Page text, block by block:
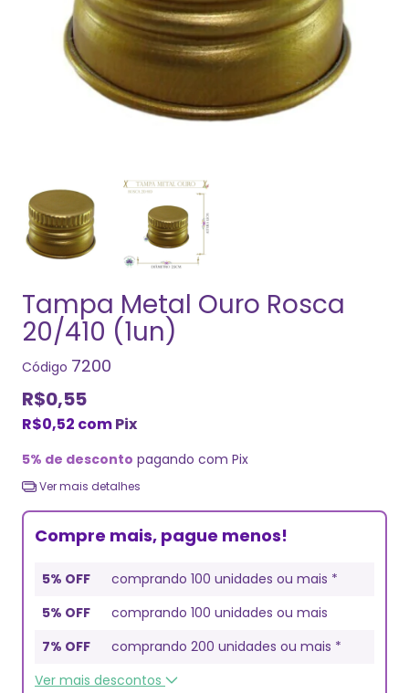
Tampa Metal Ouro Rosca
20/410 (1un)
Código 7200
R$0,55
R$0,52 comPix
5% de desconto pagando com Pix
Ver mais detalhes
Compre mais, pague menos!
5% OFF
comprando 100 unidades ou mais *
5% OFF
comprando 100 unidades ou mais
7% OFF
comprando 200 unidades ou mais *
Ver mais descontos